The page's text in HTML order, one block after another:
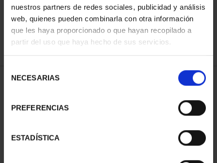
nuestros partners de redes sociales, publicidad y análisis
web, quienes pueden combinarla con otra información
que les haya proporcionado o que hayan recopilado a
partir del uso que haya hecho de sus servicios.
NECESARIAS
PREFERENCIAS
ESTADÍSTICA
REFINE
2 Products found